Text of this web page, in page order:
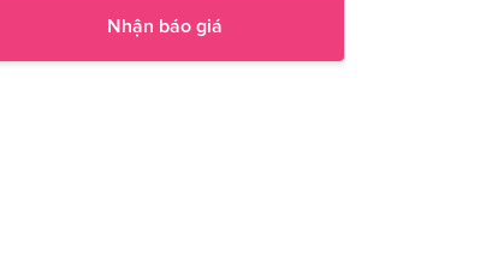
Nhận báo giá